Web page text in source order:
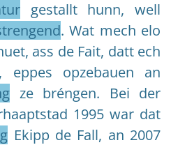
gestallt hunn, well
. Wat mech elo
ass de Fait, datt ech
eppes opzebauen an
ze bréngen. Bei der
1995 war dat
Ekipp de Fall, an 2007